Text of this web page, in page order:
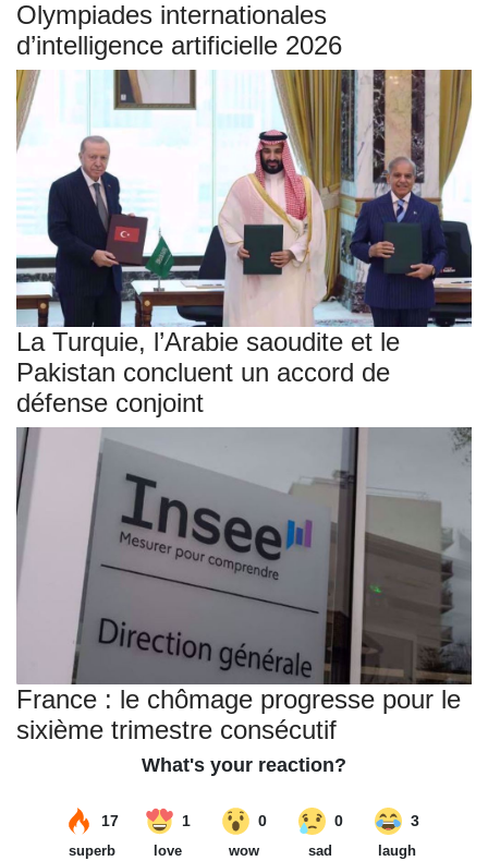
Olympiades internationales
d’intelligence artificielle 2026
La Turquie, l’Arabie saoudite et le
Pakistan concluent un accord de
défense conjoint
France : le chômage progresse pour le
sixième trimestre consécutif